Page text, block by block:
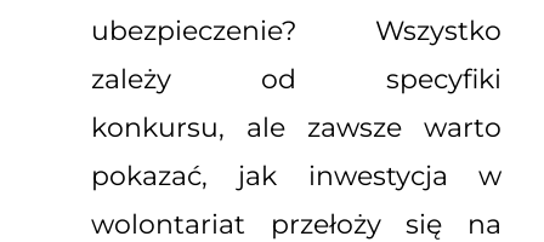
ubezpieczenie? Wszystko
zależy od specyfiki
konkursu, ale zawsze warto
pokazać, jak inwestycja w
wolontariat przełoży się na